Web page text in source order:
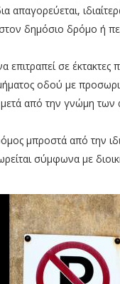
απαγορεύεται,
δημόσιο δρόμο ή
επιτραπεί σε
οδού με
μετά από την γνώμη
μπροστά από την
σύμφωνα με